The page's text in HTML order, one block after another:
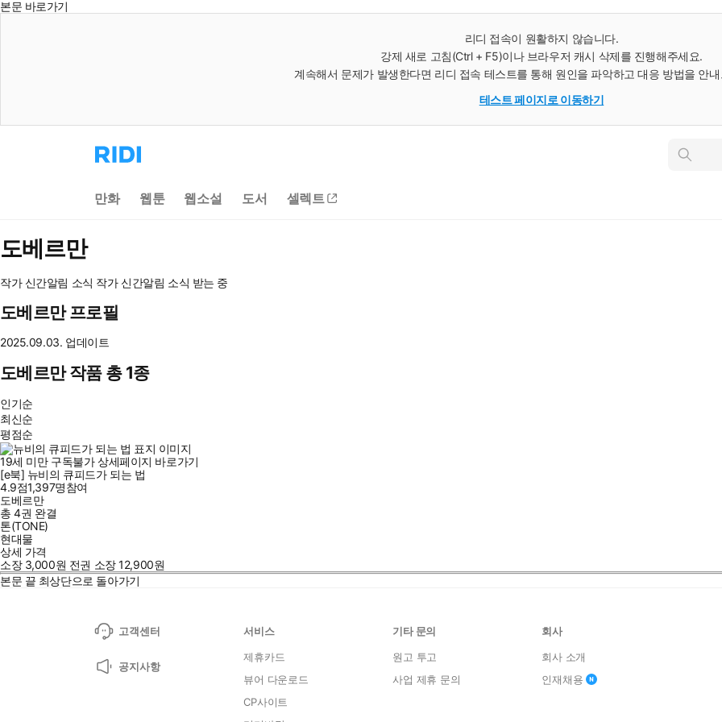
본문 바로가기
리디 접속이 원활하지 않습니다.
강제 새로 고침(Ctrl + F5)이나 브라우저 캐시 삭제를 진행해주세요.
계속해서 문제가 발생한다면 리디 접속 테스트를 통해 원인을 파악하고 대응 방법을 안
테스트 페이지로 이동하기
리
디
으
로
인
만화 웹툰 웹소설 도서 셀렉트
도베르만
작가 신간알림 소식 작가 신간알림 소식 받는 중
도베르만 프로필
2025.09.03. 업데이트
도베르만 작품 총 1종
인기순
최신순
평점순
19세 미만 구독불가 상세페이지 바로가기
[e북] 뉴비의 큐피드가 되는 법
4.9점1,397명참여
도베르만
총 4권 완결
톤(TONE)
현대물
상세 가격
소장 3,000원 전권 소장12,900원
본문 끝 최상단으로 돌아가기
고객센터
공지사항
서비스
제휴카드
뷰어 다운로드
CP사이트
기타 문의
원고 투고
사업 제휴 문의
회사
회사 소개
인재채용